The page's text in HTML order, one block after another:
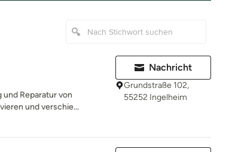
Reparatur von
und verschie...
Nachricht
Grundstraße 102,
55252 Ingelheim